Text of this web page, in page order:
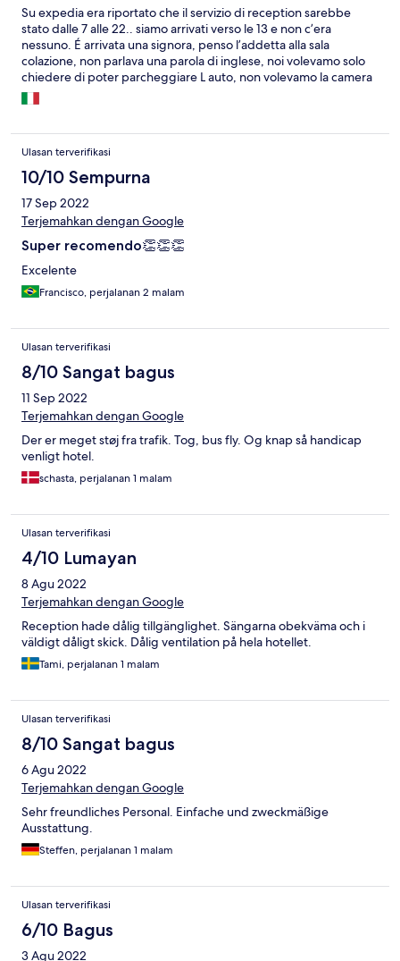
Su expedia era riportato che il servizio di reception sarebbe
stato dalle 7 alle 22.. siamo arrivati verso le 13 e non c’era
nessuno. É arrivata una signora, penso l’addetta alla sala
colazione, non parlava una parola di inglese, noi volevamo solo
chiedere di poter parcheggiare L auto, non volevamo la camera
visto che il check in era previsto per le 15. Lei ovviamente non
aveva capito nulla, ha chiamato la receptionist, questa arriva
avevamo richiesto. Carina nulla di che. Per tutto il giorno dopo
ogni volta che ci beccava ci rinfacciava questa cosa della camera.
Poca professionalità.
Ulasan terverifikasi
10/10 Sempurna
17 Sep 2022
Terjemahkan dengan Google
Super recomendo👏👏👏
Excelente
Francisco, perjalanan 2 malam
Ulasan terverifikasi
8/10 Sangat bagus
11 Sep 2022
Terjemahkan dengan Google
Der er meget støj fra trafik. Tog, bus fly. Og knap så handicap
venligt hotel.
schasta, perjalanan 1 malam
Ulasan terverifikasi
4/10 Lumayan
8 Agu 2022
Terjemahkan dengan Google
Reception hade dålig tillgänglighet. Sängarna obekväma och i
väldigt dåligt skick. Dålig ventilation på hela hotellet.
Tami, perjalanan 1 malam
Ulasan terverifikasi
8/10 Sangat bagus
6 Agu 2022
Terjemahkan dengan Google
Sehr freundliches Personal. Einfache und zweckmäßige
Ausstattung.
Steffen, perjalanan 1 malam
Ulasan terverifikasi
6/10 Bagus
3 Agu 2022